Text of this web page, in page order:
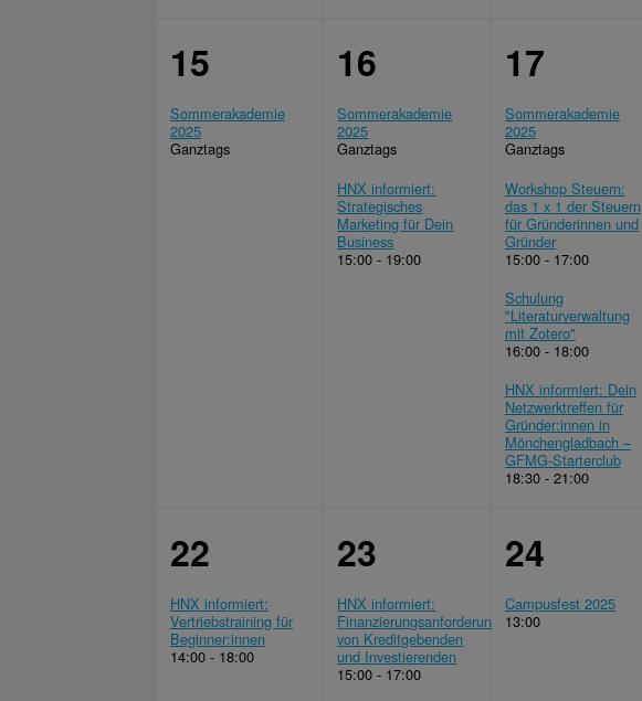
15
Sommerakademie
2025
Ganztags
16
Sommerakademie
2025
Ganztags
HNX informiert:
Strategisches
Marketing für Dein
Business
15:00 - 19:00
17
Sommerakademie
2025
Ganztags
Workshop Steuern:
das 1 x 1 der Steuern
für Gründerinnen und
Gründer
15:00 - 17:00
Schulung
"Literaturverwaltung
mit Zotero"
16:00 - 18:00
HNX informiert: Dein
Netzwerktreffen für
Gründer:innen in
Mönchengladbach –
GFMG-Starterclub
18:30 - 21:00
22
HNX informiert:
Vertriebstraining für
Beginner:innen
14:00 - 18:00
23
HNX informiert:
Finanzierungsanforderungen
von Kreditgebenden
und Investierenden
15:00 - 17:00
24
Campusfest 2025
13:00